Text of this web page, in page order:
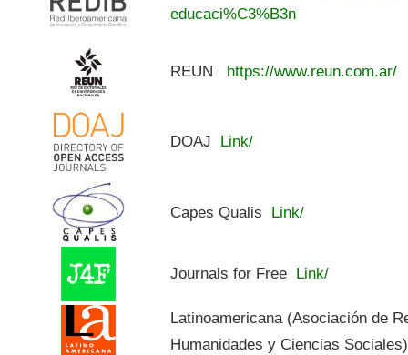
educaci%C3%B3n
REUN https://www.reun.com.ar/
DOAJ Link/
Capes Qualis Link/
Journals for Free Link/
Latinoamericana (Asociación de
Humanidades y Ciencias Sociales)